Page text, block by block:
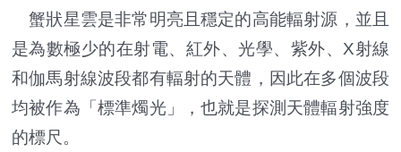
蟹狀星雲是非常明亮且穩定的高能輻射源，並且
是為數極少的在射電、紅外、光學、紫外、X射線
和伽馬射線波段都有輻射的天體，因此在多個波段
均被作為「標準燭光」，也就是探測天體輻射強度
的標尺。